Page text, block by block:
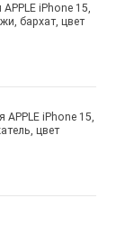
iPhone 15,
бархат, цвет
iPhone 15,
цвет